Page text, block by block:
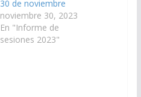
30 de noviembre
noviembre 30, 2023
En "Informe de
sesiones 2023"